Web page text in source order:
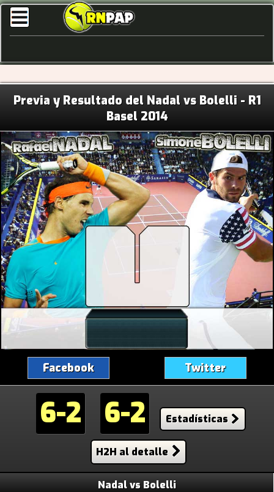
Previa y Resultado del Nadal vs Bolelli - R1
Basel 2014
Nadal vs Bolelli
Facebook Twitter
6-2 6-2 Estadísticas
H2H al detalle